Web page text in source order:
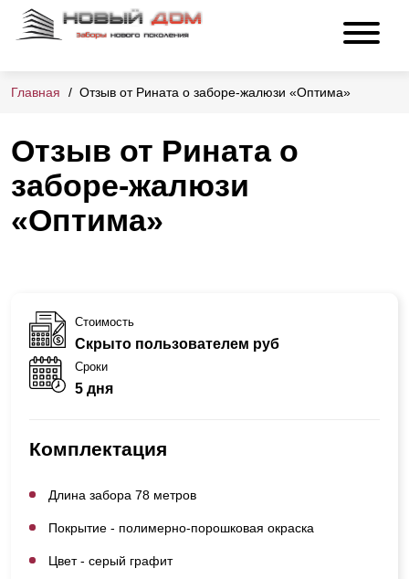
Главная Отзыв от Рината о заборе-жалюзи «Оптима»
Отзыв от Рината о
заборе-жалюзи
«Оптима»
Стоимость
Скрыто пользователем руб
Сроки
5 дня
Комплектация
Длина забора 78 метров
Покрытие - полимерно-порошковая окраска
Цвет - серый графит